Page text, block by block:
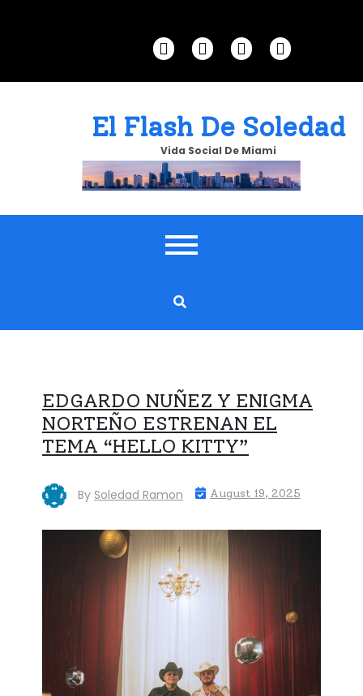
El Flash De Soledad
Vida Social De Miami
EDGARDO NUÑEZ Y ENIGMA
NORTEÑO ESTRENAN EL
TEMA “HELLO KITTY”
By Soledad Ramon August 19, 2025